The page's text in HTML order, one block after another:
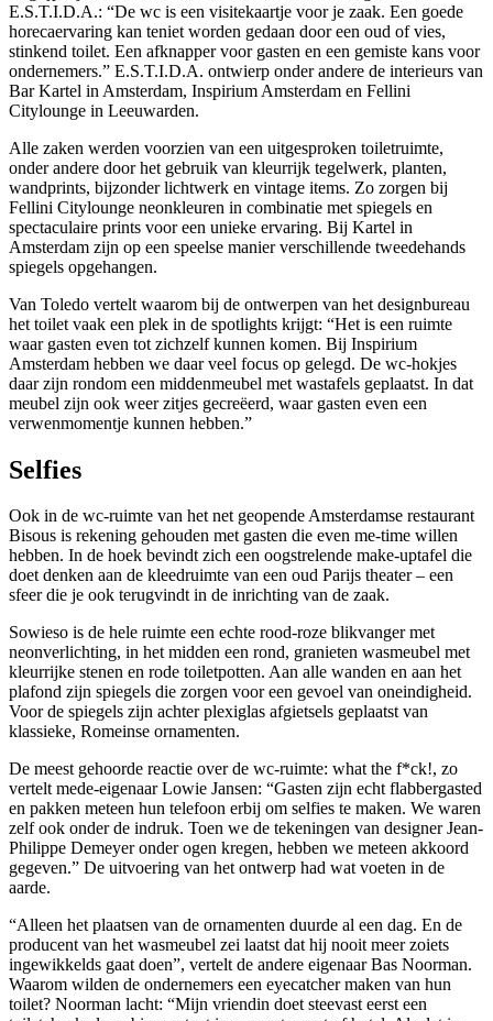
E.S.T.I.D.A.: “De wc is een visitekaartje voor je zaak. Een goede
horecaervaring kan teniet worden gedaan door een oud of vies,
stinkend toilet. Een afknapper voor gasten en een gemiste kans voor
ondernemers.” E.S.T.I.D.A. ontwierp onder andere de interieurs van
Bar Kartel in Amsterdam, Inspirium Amsterdam en Fellini
Citylounge in Leeuwarden.
Alle zaken werden voorzien van een uitgesproken toiletruimte,
onder andere door het gebruik van kleurrijk tegelwerk, planten,
wandprints, bijzonder lichtwerk en vintage items. Zo zorgen bij
Fellini Citylounge neonkleuren in combinatie met spiegels en
spectaculaire prints voor een unieke ervaring. Bij Kartel in
Amsterdam zijn op een speelse manier verschillende tweedehands
spiegels opgehangen.
Van Toledo vertelt waarom bij de ontwerpen van het designbureau
het toilet vaak een plek in de spotlights krijgt: “Het is een ruimte
waar gasten even tot zichzelf kunnen komen. Bij Inspirium
Amsterdam hebben we daar veel focus op gelegd. De wc-hokjes
daar zijn rondom een middenmeubel met wastafels geplaatst. In dat
meubel zijn ook weer zitjes gecreëerd, waar gasten even een
verwenmomentje kunnen hebben.”
Selfies
Ook in de wc-ruimte van het net geopende Amsterdamse restaurant
Bisous is rekening gehouden met gasten die even me-time willen
hebben. In de hoek bevindt zich een oogstrelende make-uptafel die
doet denken aan de kleedruimte van een oud Parijs theater – een
sfeer die je ook terugvindt in de inrichting van de zaak.
Sowieso is de hele ruimte een echte rood-roze blikvanger met
neonverlichting, in het midden een rond, granieten wasmeubel met
kleurrijke stenen en rode toiletpotten. Aan alle wanden en aan het
plafond zijn spiegels die zorgen voor een gevoel van oneindigheid.
Voor de spiegels zijn achter plexiglas afgietsels geplaatst van
klassieke, Romeinse ornamenten.
De meest gehoorde reactie over de wc-ruimte: what the f*ck!, zo
vertelt mede-eigenaar Lowie Jansen: “Gasten zijn echt flabbergasted
en pakken meteen hun telefoon erbij om selfies te maken. We waren
zelf ook onder de indruk. Toen we de tekeningen van designer Jean-
Philippe Demeyer onder ogen kregen, hebben we meteen akkoord
gegeven.” De uitvoering van het ontwerp had wat voeten in de
aarde.
“Alleen het plaatsen van de ornamenten duurde al een dag. En de
producent van het wasmeubel zei laatst dat hij nooit meer zoiets
ingewikkelds gaat doen”, vertelt de andere eigenaar Bas Noorman.
Waarom wilden de ondernemers een eyecatcher maken van hun
toilet? Noorman lacht: “Mijn vriendin doet steevast eerst een